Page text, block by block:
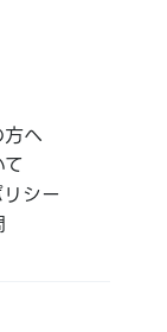
へ
シー